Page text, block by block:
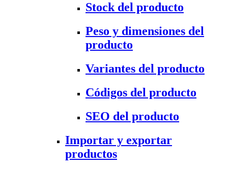
Stock del producto
Peso y dimensiones del
producto
Variantes del producto
Códigos del producto
SEO del producto
Importar y exportar
productos